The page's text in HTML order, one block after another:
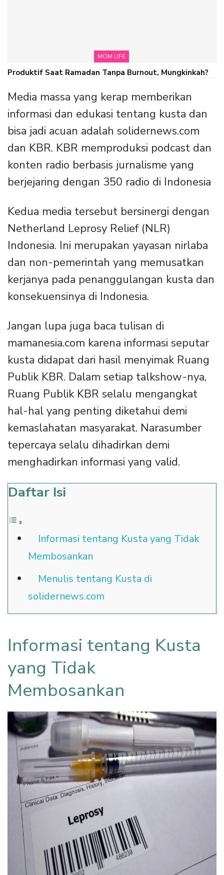
MOM LIFE
Produktif Saat Ramadan Tanpa Burnout, Mungkinkah?
Media massa yang kerap memberikan
informasi dan edukasi tentang kusta dan
bisa jadi acuan adalah solidernews.com
dan KBR. KBR memproduksi podcast dan
konten radio berbasis jurnalisme yang
berjejaring dengan 350 radio di Indonesia
Kedua media tersebut bersinergi dengan
Netherland Leprosy Relief (NLR)
Indonesia. Ini merupakan yayasan nirlaba
dan non-pemerintah yang memusatkan
kerjanya pada penanggulangan kusta dan
konsekuensinya di Indonesia.
Jangan lupa juga baca tulisan di
mamanesia.com karena informasi seputar
kusta didapat dari hasil menyimak Ruang
Publik KBR. Dalam setiap talkshow-nya,
Ruang Publik KBR selalu mengangkat
hal-hal yang penting diketahui demi
kemaslahatan masyarakat. Narasumber
tepercaya selalu dihadirkan demi
menghadirkan informasi yang valid.
Daftar Isi
Informasi tentang Kusta yang Tidak
Membosankan
Menulis tentang Kusta di
solidernews.com
Informasi tentang Kusta
yang Tidak
Membosankan